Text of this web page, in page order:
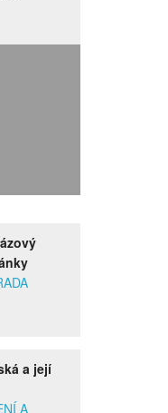
a její
A